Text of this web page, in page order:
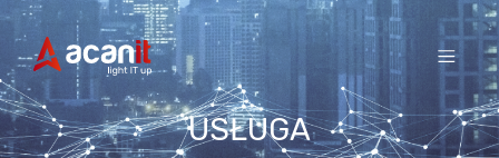
to
content
USŁUGA